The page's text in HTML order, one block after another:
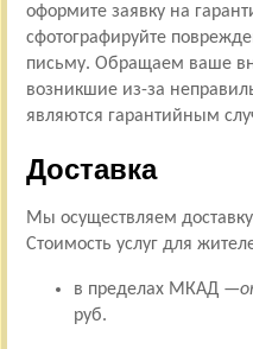
оформите заявку на
сфотографируйте
письму. Обращаем ваше
возникшие из-за
являются гарантийным
Доставка
Мы осуществляем
Стоимость услуг для
в пределах МКАД —
руб.